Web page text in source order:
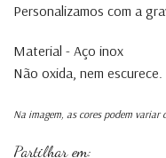
Personalizamos com a
Material - Aço inox
Não oxida, nem escurece.
Na imagem, as cores podem variar
Partilhar em: